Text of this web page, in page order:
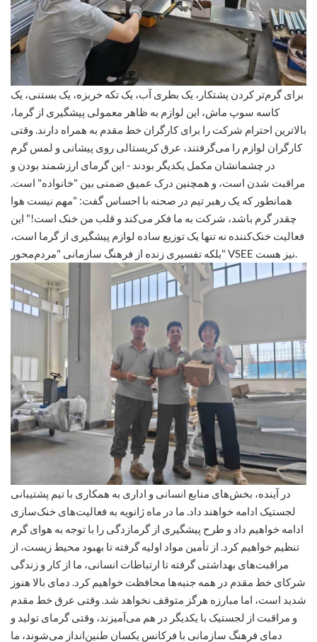
برای گرم‌تر کردن پشتکار، یک بطری آب، یک تکه خربزه، یک بستنی، یک
کاسه سوپ ماش، این لوازم به ظاهر معمولی پیشگیری از گرما،
بالاترین احترام شرکت را برای کارگران خط مقدم به همراه دارند. وقتی
کارگران لوازم را می‌گرفتند، عرق کریستالی روی پیشانی و لمس گرم
در چشمانشان مکمل یکدیگر بودند - این گرمای ارزشمند بودن و
مراقبت شدن است، و همچنین درک عمیق ضمنی بین "خانواده" است.
همانطور که یک رهبر تیم در صحنه با احساس گفت: "مهم نیست هوا
چقدر گرم باشد، شرکت به ما فکر می‌کند و قلب من خنک است!" این
فعالیت خنک‌کننده نه تنها یک توزیع ساده لوازم پیشگیری از گرما است،
بلکه تفسیری زنده از فرهنگ سازمانی "مردم‌محور" VSEE نیز هست.
در آینده، بخش‌های منابع انسانی و اداری به همکاری با تیم پشتیبانی
لجستیک ادامه خواهند داد. ما در ماه ژانویه به فعالیت‌های خنک‌سازی
ادامه خواهیم داد و طرح پیشگیری از گرمازدگی را با توجه به هوای گرم
تنظیم خواهیم کرد. از تأمین مواد اولیه گرفته تا بهبود محیط زیست، از
مراقبت‌های بهداشتی گرفته تا ارتباطات انسانی، ما از کار و زندگی
شرکای خط مقدم در همه جنبه‌ها محافظت خواهیم کرد. دمای بالا هنوز
شدید است، اما مبارزه هرگز متوقف نخواهد شد. وقتی عرق خط مقدم
و مراقبت از لجستیک با یکدیگر در هم می‌آمیزند، وقتی گرمای تولید و
دمای فرهنگ سازمانی با فرکانس یکسان طنین‌انداز می‌شوند، ما